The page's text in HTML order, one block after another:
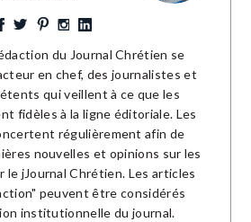
du Journal Chrétien se
en chef, des journalistes et
qui veillent à ce que les
fidèles à la ligne éditoriale. Les
régulièrement afin de
nouvelles et opinions sur les
le jJournal Chrétien. Les articles
peuvent être considérés
institutionnelle du journal.